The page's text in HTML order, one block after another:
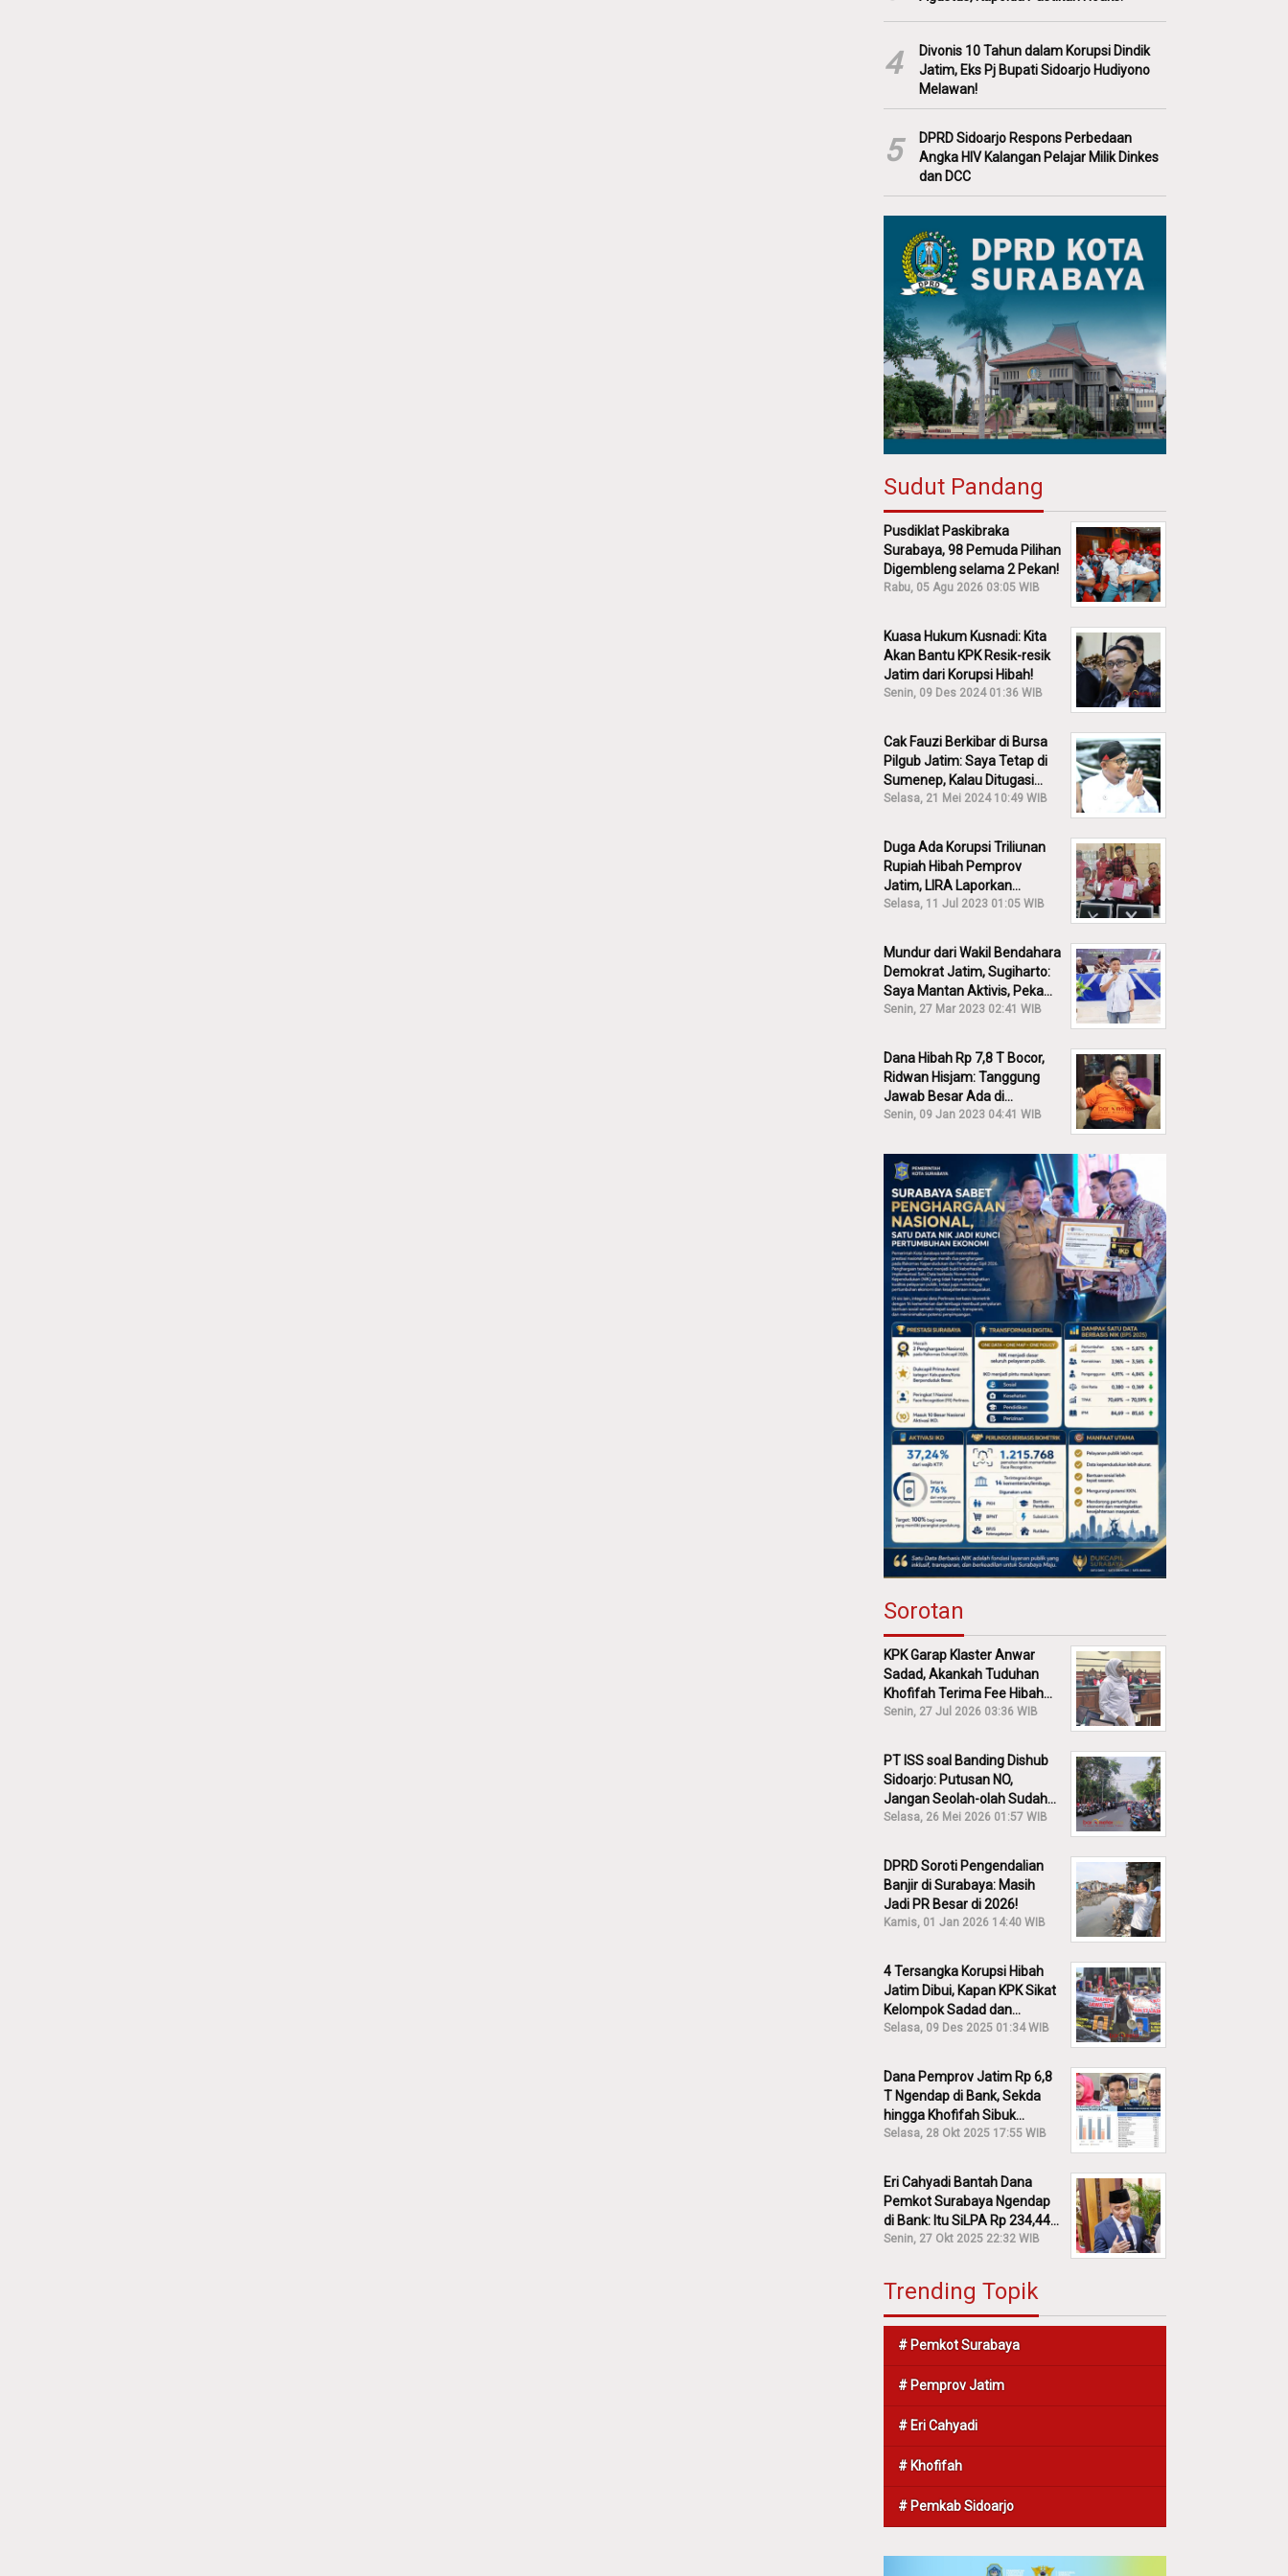
4
Divonis 10 Tahun dalam Korupsi Dindik
Jatim, Eks Pj Bupati Sidoarjo Hudiyono
Melawan!
5
DPRD Sidoarjo Respons Perbedaan
Angka HIV Kalangan Pelajar Milik Dinkes
dan DCC
Sudut Pandang
Pusdiklat Paskibraka
Surabaya, 98 Pemuda Pilihan
Digembleng selama 2 Pekan!
Rabu, 05 Agu 2026 03:05 WIB
Kuasa Hukum Kusnadi: Kita
Akan Bantu KPK Resik-resik
Jatim dari Korupsi Hibah!
Senin, 09 Des 2024 01:36 WIB
Cak Fauzi Berkibar di Bursa
Pilgub Jatim: Saya Tetap di
Sumenep, Kalau Ditugasi
Partai Lain Cerita!
Selasa, 21 Mei 2024 10:49 WIB
Duga Ada Korupsi Triliunan
Rupiah Hibah Pemprov
Jatim, LIRA Laporkan
Khofifah ke KPK: Dia Harus
Selasa, 11 Jul 2023 01:05 WIB
Mundur dari Wakil Bendahara
Demokrat Jatim, Sugiharto:
Saya Mantan Aktivis, Peka
Sekali Kalau Ada yang
Senin, 27 Mar 2023 02:41 WIB
Dana Hibah Rp 7,8 T Bocor,
Ridwan Hisjam: Tanggung
Jawab Besar Ada di
Pemprov, Bukan DPRD Jatim!
Senin, 09 Jan 2023 04:41 WIB
Sorotan
KPK Garap Klaster Anwar
Sadad, Akankah Tuduhan
Khofifah Terima Fee Hibah
30% Diusut?
Senin, 27 Jul 2026 03:36 WIB
PT ISS soal Banding Dishub
Sidoarjo: Putusan NO,
Jangan Seolah-olah Sudah
Menang!
Selasa, 26 Mei 2026 01:57 WIB
DPRD Soroti Pengendalian
Banjir di Surabaya: Masih
Jadi PR Besar di 2026!
Kamis, 01 Jan 2026 14:40 WIB
4 Tersangka Korupsi Hibah
Jatim Dibui, Kapan KPK Sikat
Kelompok Sadad dan
Iskandar?
Selasa, 09 Des 2025 01:34 WIB
Dana Pemprov Jatim Rp 6,8
T Ngendap di Bank, Sekda
hingga Khofifah Sibuk
Membantah!
Selasa, 28 Okt 2025 17:55 WIB
Eri Cahyadi Bantah Dana
Pemkot Surabaya Ngendap
di Bank: Itu SiLPA Rp 234,44
M!
Senin, 27 Okt 2025 22:32 WIB
Trending Topik
# Pemkot Surabaya
# Pemprov Jatim
# Eri Cahyadi
# Khofifah
# Pemkab Sidoarjo